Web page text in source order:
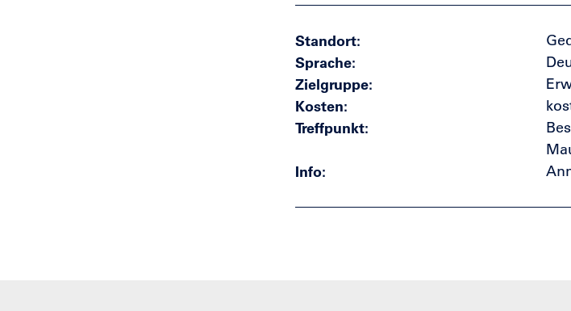
Standort
Sprache
Zielgruppe
Kosten
Treffpunkt
Info